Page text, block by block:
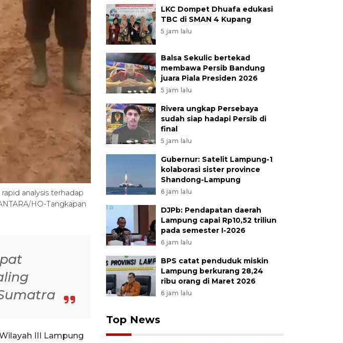
analysis terhadap
HO-Tangkapan
III Lampung
LKC Dompet Dhuafa edukasi
TBC di SMAN 4 Kupang
5 jam lalu
Balsa Sekulic bertekad
membawa Persib Bandung
juara Piala Presiden 2026
5 jam lalu
Rivera ungkap Persebaya
sudah siap hadapi Persib di
final
5 jam lalu
Gubernur: Satelit Lampung-1
kolaborasi sister province
Shandong-Lampung
6 jam lalu
DJPb: Pendapatan daerah
Lampung capai Rp10,52 triliun
pada semester I-2026
6 jam lalu
BPS catat penduduk miskin
Lampung berkurang 28,24
ribu orang di Maret 2026
6 jam lalu
Top News